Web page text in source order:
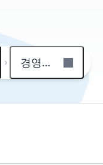
경영공시